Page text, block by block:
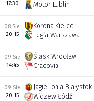
17:30
Motor Lublin
08 Sie
20:15
Korona Kielce
Legia Warszawa
09 Sie
14:45
Śląsk Wrocław
Cracovia
09 Sie
20:15
Jagiellonia Białystok
Widzew Łódź